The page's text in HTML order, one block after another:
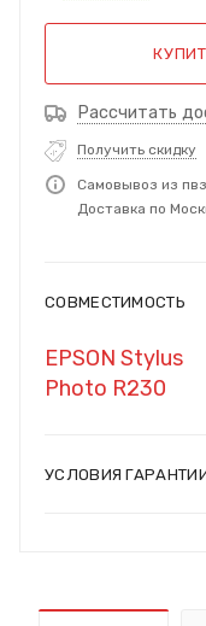
Рассчитать
Получить скидку
Самовывоз из
Доставка по
СОВМЕСТИМОСТЬ
EPSON Stylus
Photo R230
УСЛОВИЯ